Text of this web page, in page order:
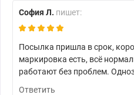
София Л. пишет:
Посылка пришла в срок,
маркировка есть, всё
работают без проблем.
Ответить